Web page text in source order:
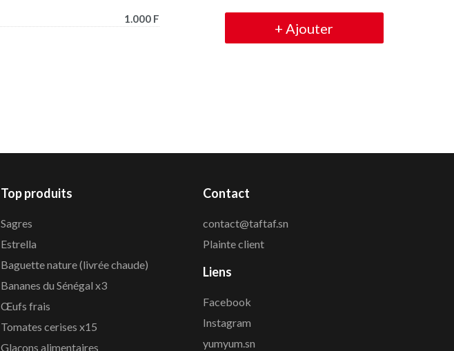
1.000 F
+ Ajouter
Top produits
Sagres
Estrella
Baguette nature (livrée chaude)
Bananes du Sénégal x3
Œufs frais
Tomates cerises x15
Glaçons alimentaires
Contact
contact@taftaf.sn
Plainte client
Liens
Facebook
Instagram
yumyum.sn